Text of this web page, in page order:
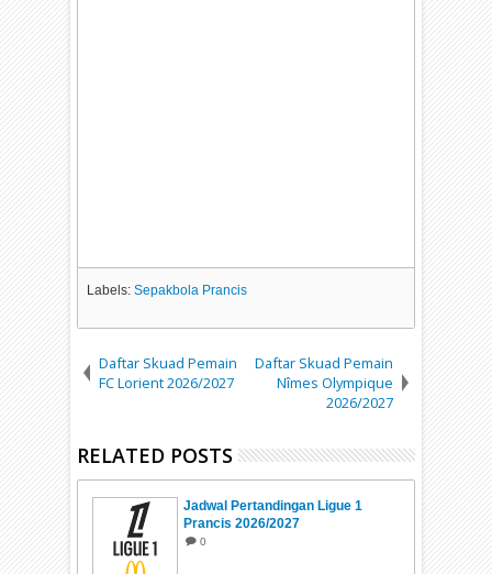
Labels:Sepakbola Prancis
Daftar Skuad Pemain
FC Lorient 2026/2027
Daftar Skuad Pemain
Nîmes Olympique
2026/2027
RELATED POSTS
Jadwal Pertandingan Ligue 1
Prancis 2026/2027
0